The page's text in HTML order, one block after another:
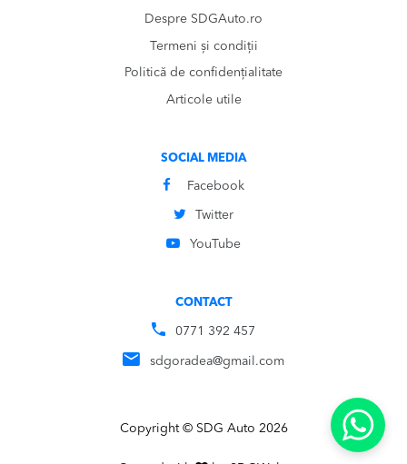
Despre SDGAuto.ro
Termeni și condiții
Politică de confidențialitate
Articole utile
SOCIAL MEDIA
Facebook
Twitter
YouTube
CONTACT
0771 392 457
sdgoradea@gmail.com
Copyright © SDG Auto 2026